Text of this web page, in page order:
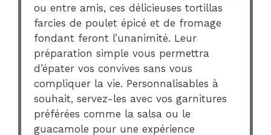
ou entre amis, ces délicieuses tortillas
farcies de poulet épicé et de fromage
fondant feront l’unanimité. Leur
préparation simple vous permettra
d’épater vos convives sans vous
compliquer la vie. Personnalisables à
souhait, servez-les avec vos garnitures
préférées comme la salsa ou le
guacamole pour une expérience